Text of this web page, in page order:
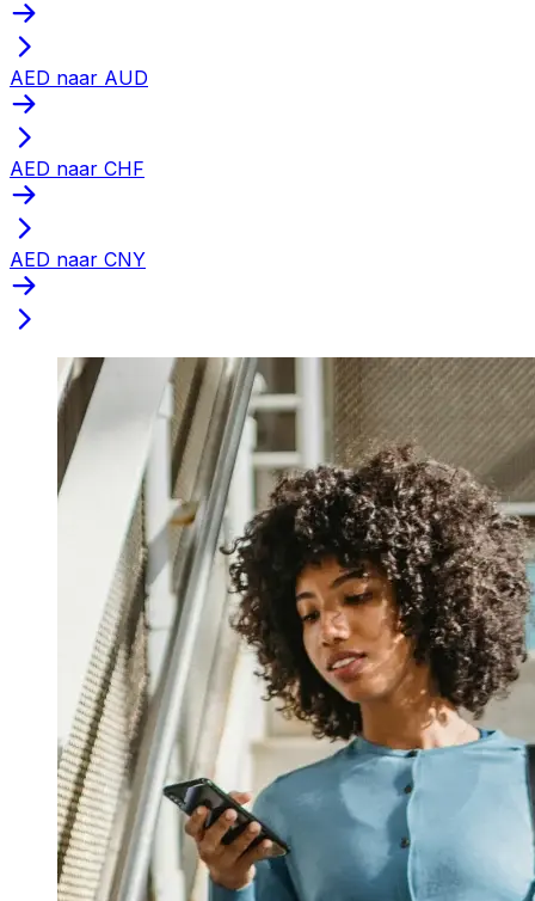
AED naar AUD
AED naar CHF
AED naar CNY